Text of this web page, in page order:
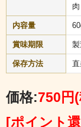
ブランド和牛の代
が織りなす今まで
食べやすいスティ
最高に贅沢な時間
内容量
賞味期限 製
保存方法 直
価格:750円
[ポイント